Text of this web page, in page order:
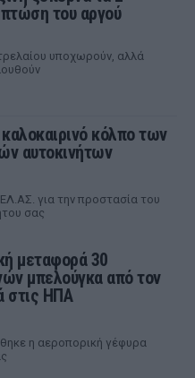
του αργού
υποχωρούν, αλλά
κόλπο των
αυτοκινήτων
ΕΛ.ΑΣ. για την προστασία του
σας
μεταφορά 30
μπελούγκα από τον
στις ΗΠΑ
η αεροπορική γέφυρα